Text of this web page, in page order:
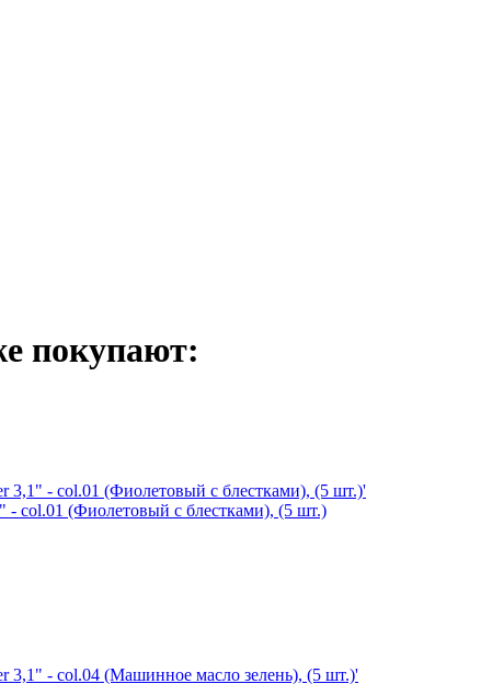
покупают:
col.01 (Фиолетовый с блестками), (5 шт.)